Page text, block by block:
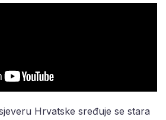
Hrvatske sređuje se stara